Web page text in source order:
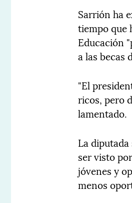
Sarrión ha
tiempo que
Educación
a las becas
"El
ricos, pero
lamentado.
La
ser visto
jóvenes y
menos